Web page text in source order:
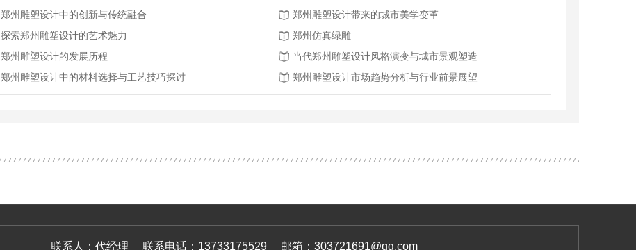
郑州雕塑设计中的创新与传统融合
郑州雕塑设计带来的城市美学变革
探索郑州雕塑设计的艺术魅力
郑州仿真绿雕
郑州雕塑设计的发展历程
当代郑州雕塑设计风格演变与城市景观塑造
郑州雕塑设计中的材料选择与工艺技巧探讨
郑州雕塑设计市场趋势分析与行业前景展望
联系人：代经理 联系电话：13733175529 邮箱：303721691@qq.com